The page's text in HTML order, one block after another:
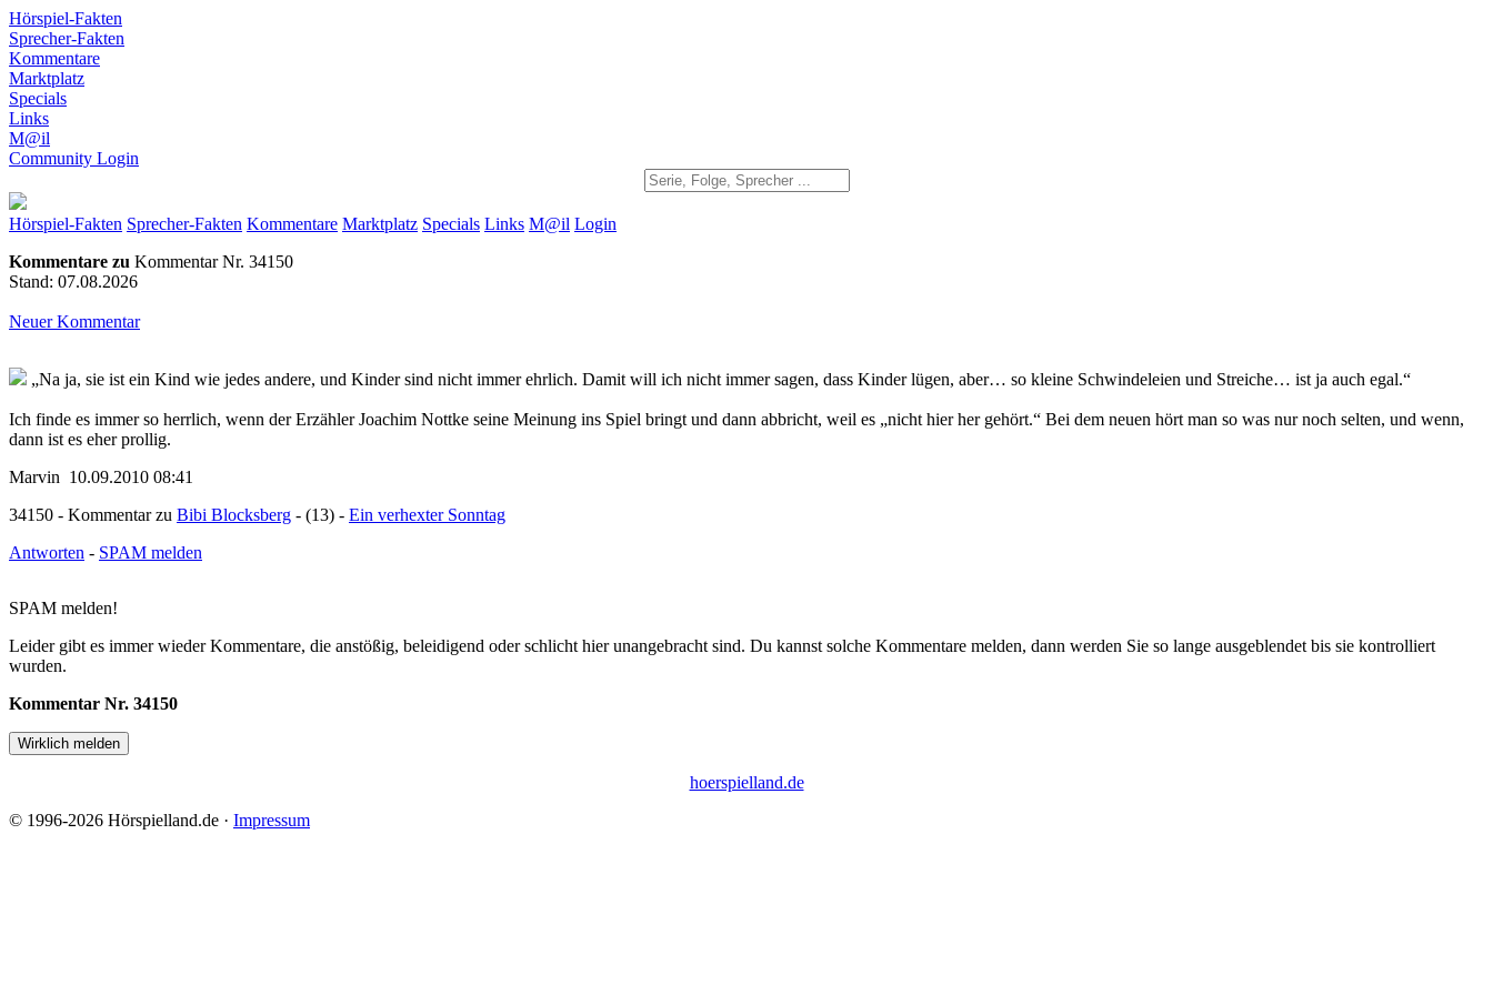
Hörspiel-Fakten
Sprecher-Fakten
Kommentare
Marktplatz
Specials
Links
M@il
Community Login
Hörspiel-Fakten Sprecher-Fakten Kommentare Marktplatz Specials Links M@il Login
Kommentare zu Kommentar Nr. 34150
Stand: 07.08.2026
Neuer Kommentar
„Na ja, sie ist ein Kind wie jedes andere, und Kinder sind nicht immer ehrlich. Damit will ich nicht immer sagen, dass Kinder lügen, aber… so kleine Schwindeleien und Streiche… ist ja auch egal.“
Ich finde es immer so herrlich, wenn der Erzähler Joachim Nottke seine Meinung ins Spiel bringt und dann abbricht, weil es „nicht hier her gehört.“ Bei dem neuen hört man so was nur noch selten, und wenn,
dann ist es eher prollig.
Marvin 10.09.2010 08:41
34150 - Kommentar zu Bibi Blocksberg - (13) - Ein verhexter Sonntag
Antworten - SPAM melden
SPAM melden!
Leider gibt es immer wieder Kommentare, die anstößig, beleidigend oder schlicht hier unangebracht sind. Du kannst solche Kommentare melden, dann werden Sie so lange ausgeblendet bis sie kontrolliert
wurden.
Kommentar Nr. 34150
hoerspielland.de
© 1996-2026 Hörspielland.de · Impressum